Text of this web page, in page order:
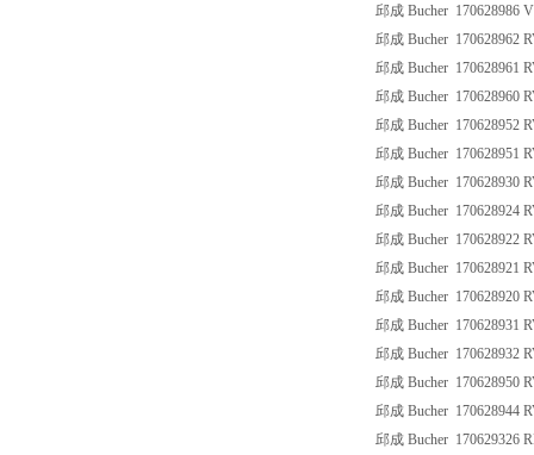
邱成 Bucher 170628986
邱成 Bucher 170628962
邱成 Bucher 170628961
邱成 Bucher 170628960
邱成 Bucher 170628952
邱成 Bucher 170628951
邱成 Bucher 170628930
邱成 Bucher 170628924
邱成 Bucher 170628922
邱成 Bucher 170628921
邱成 Bucher 170628920
邱成 Bucher 170628931
邱成 Bucher 170628932
邱成 Bucher 170628950
邱成 Bucher 170628944
邱成 Bucher 170629326